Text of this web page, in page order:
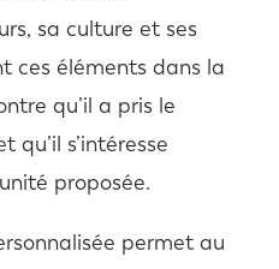
sa culture et ses
ces éléments dans la
qu’il a pris le
qu’il s’intéresse
proposée.
permet au